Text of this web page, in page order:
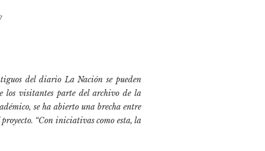
del diarioLa Naciónse pueden
visitantes parte del archivo de la
se ha abierto una brecha entre
“Con iniciativas como esta, la